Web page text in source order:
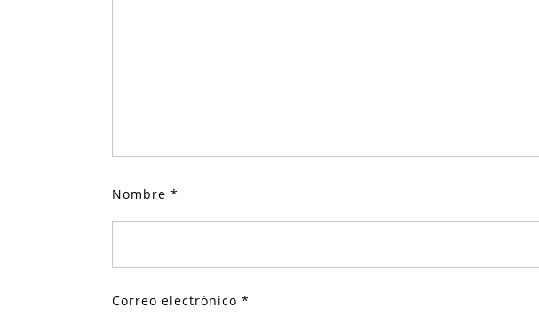
Nombre *
Correo electrónico *